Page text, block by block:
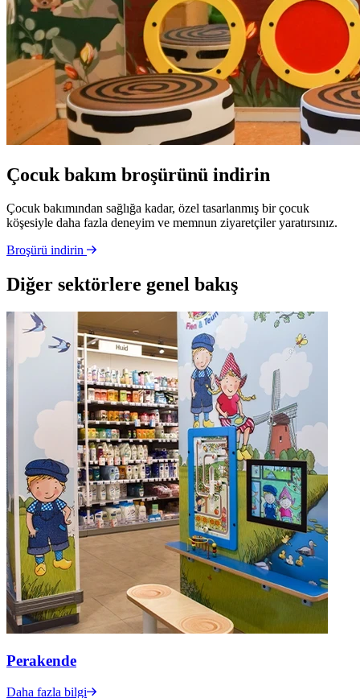
Çocuk bakım broşürünü indirin
Çocuk bakımından sağlığa kadar, özel tasarlanmış bir çocuk
köşesiyle daha fazla deneyim ve memnun ziyaretçiler yaratırsınız.
Broşürü indirin
Diğer sektörlere genel bakış
Perakende
Daha fazla bilgi